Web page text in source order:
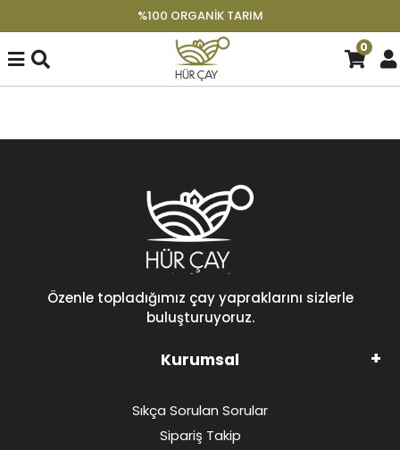
%100 ORGANIK TARIM
0
Özenle topladığımız çay yapraklarını sizlerle
buluşturuyoruz.
Kurumsal
Sıkça Sorulan Sorular
Sipariş Takip